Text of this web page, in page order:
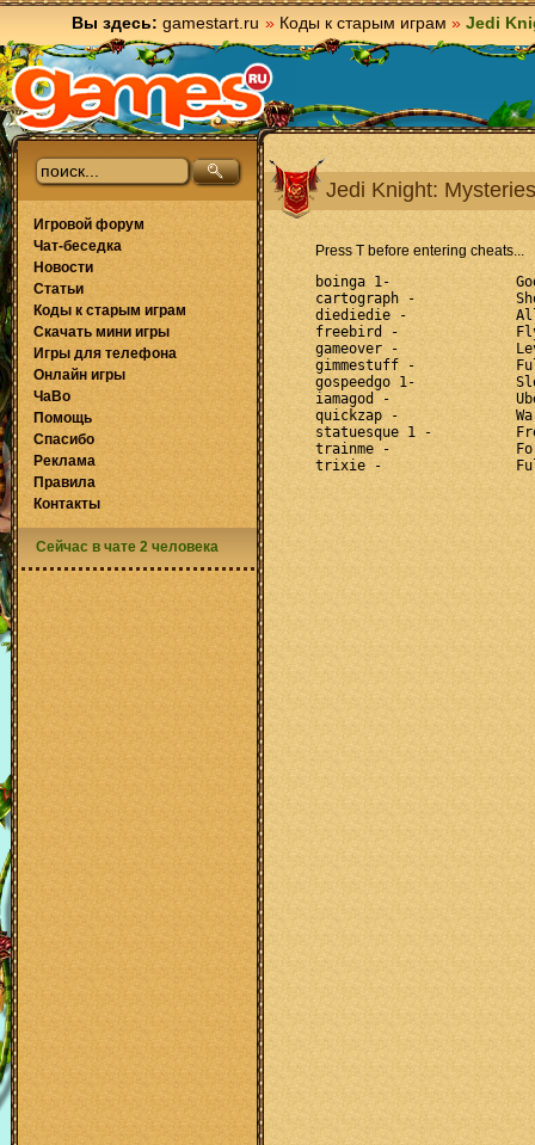
Вы здесь: gamestart.ru » Коды к старым играм » Jedi
Jedi Knight:
Press T before entering cheats...
boinga 1- 		God Mode
cartograph - 		Show Map
diediedie - 		All Weapons
freebird - 		Fly Mode
gameover - 		Level Jump
gimmestuff - 		Full Inventory
gospeedgo 1- 		Slow Mode
iamagod - 		Uber-jedi
quickzap -		Warp to specified coordinate ?????
statuesque 1 - 		Freeze Enemies
trainme - 		Force Level up
Игровой форум
Чат-беседка
Новости
Статьи
Коды к старым играм
Скачать мини игры
Игры для телефона
Онлайн игры
ЧаВо
Помощь
Спасибо
Реклама
Правила
Контакты
Сейчас в чате 2 человека